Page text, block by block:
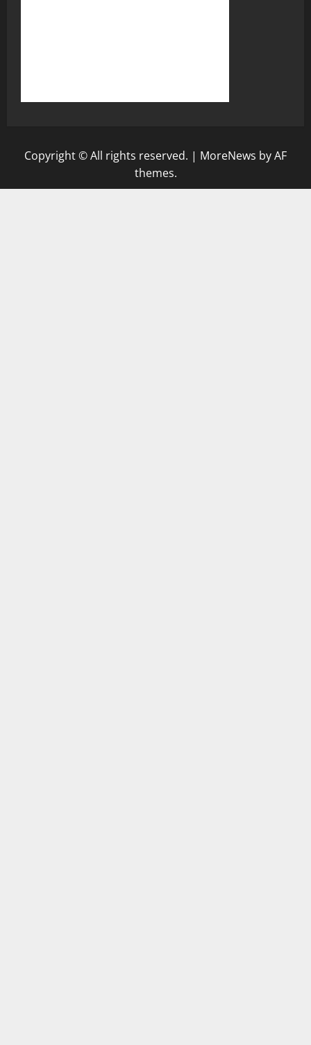
Copyright © All rights reserved. | MoreNews by AF
themes.